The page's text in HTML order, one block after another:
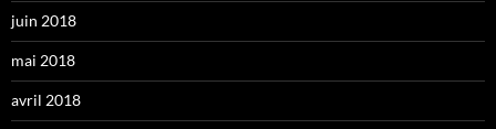
juin 2018
mai 2018
avril 2018